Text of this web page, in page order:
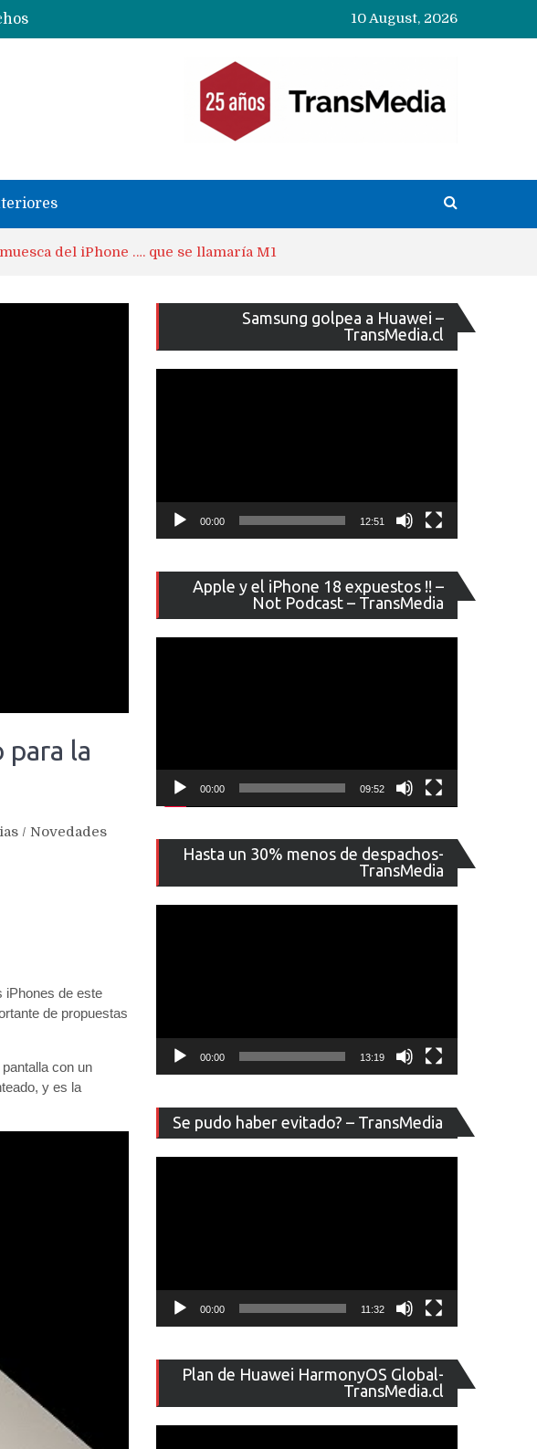
Fabricantes suben precios de teléfonos y ganan más dinero en un mercado donde Xiaomi alerta por no mejorar ventas
10 August, 2026
del iPhone …. que se llamaría M1
la
/ Novedades
iPhones de este
de propuestas
con un
y es la
Samsung golpea a Huawei –
TransMedia.cl
de
vídeo
00:00 12:51
Apple y el iPhone 18 expuestos !! –
Not Podcast – TransMedia
de
vídeo
00:00 09:52
Hasta un 30% menos de despachos-
TransMedia
de
vídeo
00:00 13:19
Se pudo haber evitado? – TransMedia
de
vídeo
00:00 11:32
Plan de Huawei HarmonyOS Global-
TransMedia.cl
de
vídeo